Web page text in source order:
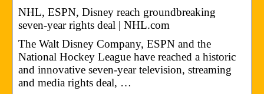
NHL, ESPN, Disney reach groundbreaking
seven-year rights deal | NHL.com
The Walt Disney Company, ESPN and the
National Hockey League have reached a historic
and innovative seven-year television, streaming
and media rights deal, …